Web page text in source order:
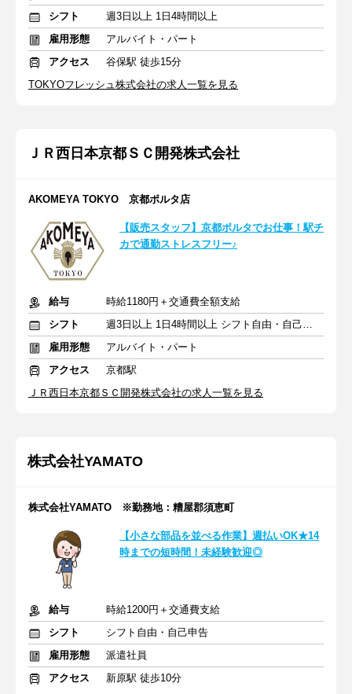
シフト
週3日以上 1日4時間以上
雇用形態
アルバイト・パート
アクセス
谷保駅 徒歩15分
TOKYOフレッシュ株式会社の求人一覧を見る
ＪＲ西日本京都ＳＣ開発株式会社
AKOMEYA TOKYO 京都ポルタ店
【販売スタッフ】京都ポルタでお仕事！駅チ
カで通勤ストレスフリー♪
給与
時給1180円＋交通費全額支給
シフト
週3日以上 1日4時間以上 シフト自由・自己申告
雇用形態
アルバイト・パート
アクセス
京都駅
ＪＲ西日本京都ＳＣ開発株式会社の求人一覧を見る
株式会社YAMATO
株式会社YAMATO ※勤務地：糟屋郡須恵町
【小さな部品を並べる作業】週払いOK★14
時までの短時間！未経験歓迎◎
給与
時給1200円＋交通費支給
シフト
シフト自由・自己申告
雇用形態
派遣社員
アクセス
新原駅 徒歩10分